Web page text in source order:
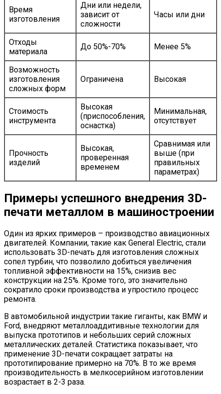
Время
изготовления
Дни или недели,
зависит от
сложности
Часы или дни
Отходы
материала
До 50%-70% Менее 5%
Возможность
изготовления
сложных форм
Ограничена Высокая
Стоимость
инструмента
Высокая
(приспособления,
оснастка)
Минимальная,
отсутствует
Прочность
изделий
Высокая,
проверенная
временем
Сравнимая или
выше (при
правильных
параметрах)
Примеры успешного внедрения 3D-
печати металлом в машиностроении
Один из ярких примеров – производство авиационных
двигателей. Компании, такие как General Electric, стали
использовать 3D-печать для изготовления сложных
сопел турбин, что позволило добиться увеличения
топливной эффективности на 15%, снизив вес
конструкции на 25%. Кроме того, это значительно
сократило сроки производства и упростило процесс
ремонта.
В автомобильной индустрии такие гиганты, как BMW и
Ford, внедряют металлоаддитивные технологии для
выпуска прототипов и небольших серий сложных
металлических деталей. Статистика показывает, что
применение 3D-печати сокращает затраты на
прототипирование примерно на 70%. В то же время
производительность в мелкосерийном изготовлении
возрастает в 2-3 раза.